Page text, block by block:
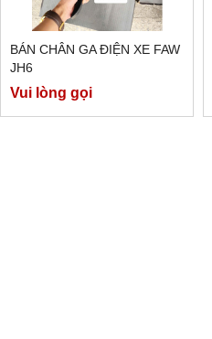
BÁN CHÂN GA ĐIỆN XE FAW
JH6
Vui lòng gọi